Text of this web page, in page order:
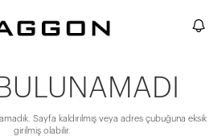
Sayfa kaldırılmış veya adres çubuğuna eksik
girilmiş olabilir.